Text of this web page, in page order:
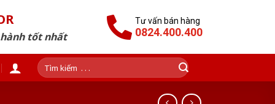
tốt nhất
Tư vấn bán hàng
0824.400.400
Tìm
kiếm: